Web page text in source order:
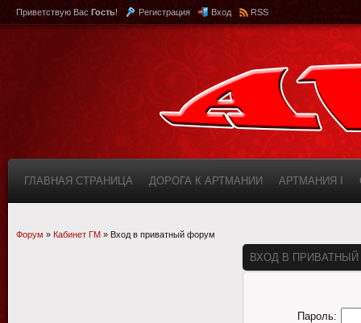
Приветствую Вас Гость! Регистрация Вход RSS
ГЛАВНАЯ СТРАНИЦА ДОРОГА К АРТМАНИИ АРТМАНИЯ I
Форум » Кабинет ГМ » Вход в приватный форум
ВХОД В
Пароль: